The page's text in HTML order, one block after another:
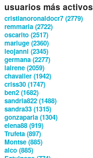
usuarios más activos
cristianoronaldocr7 (2779)
remmaria (2722)
oscarito (2517)
mariuge (2360)
leojanni (2345)
germana (2277)
lairene (2059)
chavalier (1942)
criss30 (1747)
ben2 (1682)
sandria822 (1488)
sandra33 (1315)
gonzaparla (1304)
elena88 (919)
Trufeta (897)
Montse (885)
alco (885)